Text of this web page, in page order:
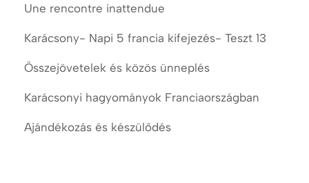
Une rencontre inattendue
Karácsony- Napi 5 francia kifejezés- Teszt 13
Összejövetelek és közös ünneplés
Karácsonyi hagyományok Franciaországban
Ajándékozás és készülődés